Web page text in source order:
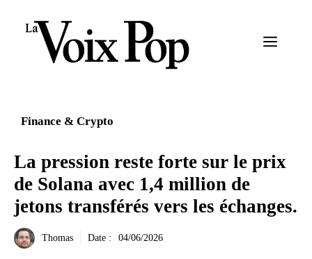
Menu
Finance & Crypto
La pression reste forte sur le prix
de Solana avec 1,4 million de
jetons transférés vers les échanges.
Thomas Date : 04/06/2026